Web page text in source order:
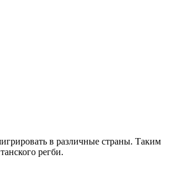
в различные страны. Таким
регби.